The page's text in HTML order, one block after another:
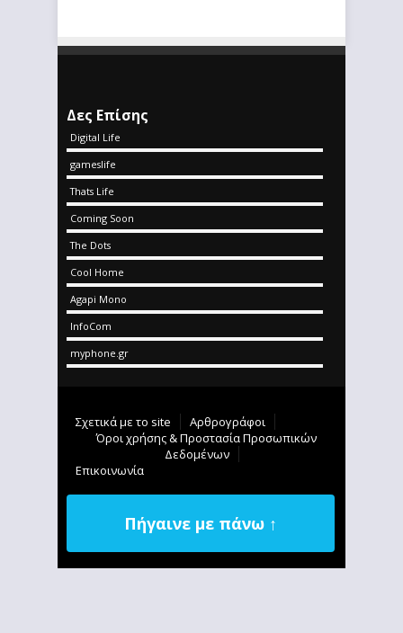
Δες Επίσης
Digital Life
gameslife
Thats Life
Coming Soon
The Dots
Cool Home
Agapi Mono
InfoCom
myphone.gr
Σχετικά με το site
Αρθρογράφοι
Όροι χρήσης & Προστασία Προσωπικών
Δεδομένων
Επικοινωνία
Πήγαινε με πάνω ↑